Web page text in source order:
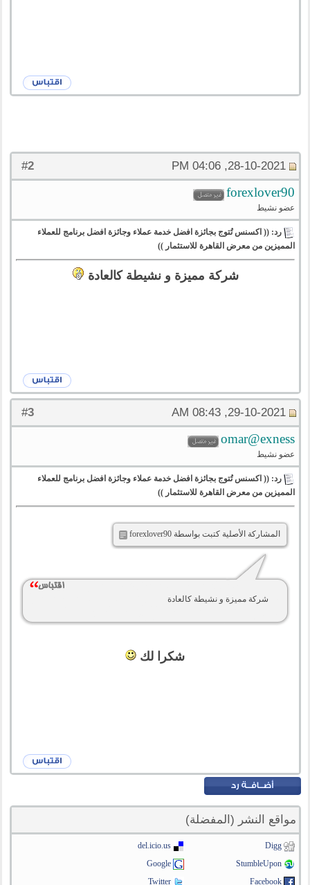
#
2 28-10-2021, 04:06 PM
forexlover90
عضو نشيط
رد: (( اكسنس تُتوج بجائزة افضل خدمة عملاء وجائزة افضل برنامج للعملاء
المميزين من معرض القاهرة للاستثمار ))
شركة مميزة و نشيطة كالعادة
#
3 29-10-2021, 08:43 AM
omar@exness
عضو نشيط
رد: (( اكسنس تُتوج بجائزة افضل خدمة عملاء وجائزة افضل برنامج للعملاء
المميزين من معرض القاهرة للاستثمار ))
المشاركة الأصلية كتبت بواسطة forexlover90
شركة مميزة و نشيطة كالعادة
شكرا لك
مواقع النشر (المفضلة)
Digg
del.icio.us
StumbleUpon
Google
Facebook
Twitter